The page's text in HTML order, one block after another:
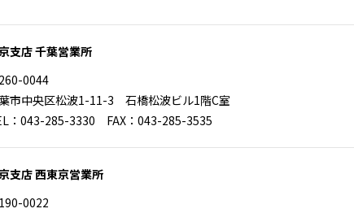
支店 千葉営業所
0044
市中央区松波1-11-3 石橋松波ビル1階C室
：043-285-3330 FAX：043-285-3535
支店 西東京営業所
0022